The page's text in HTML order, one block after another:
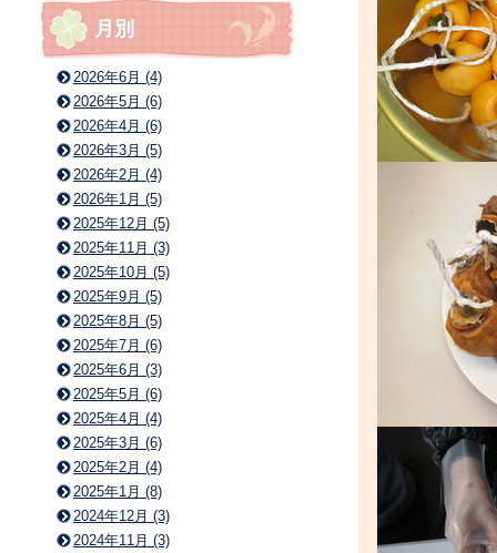
月別
2026年6月 (4)
2026年5月 (6)
2026年4月 (6)
2026年3月 (5)
2026年2月 (4)
2026年1月 (5)
2025年12月 (5)
2025年11月 (3)
2025年10月 (5)
2025年9月 (5)
2025年8月 (5)
2025年7月 (6)
2025年6月 (3)
2025年5月 (6)
2025年4月 (4)
2025年3月 (6)
2025年2月 (4)
2025年1月 (8)
2024年12月 (3)
2024年11月 (3)